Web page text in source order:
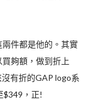
兩件都是他的。其實
夠額，做到折上
有折的GAP logo系
$349，正!